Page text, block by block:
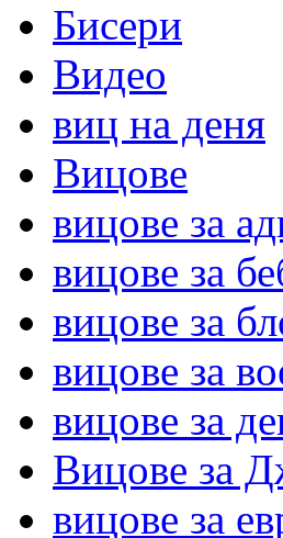
Бисери
Видео
виц на деня
Вицове
вицове за
вицове за
вицове за
вицове за
вицове за
Вицове за
вицове за